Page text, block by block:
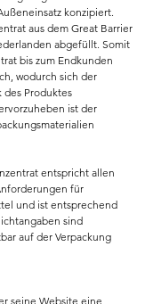
konzipiert.
aus dem Great Barrier
abgefüllt. Somit
bis zum Endkunden
wodurch sich der
des Produktes
ist der
entspricht allen
für
und ist entsprechend
sind
auf der Verpackung
seine Website eine